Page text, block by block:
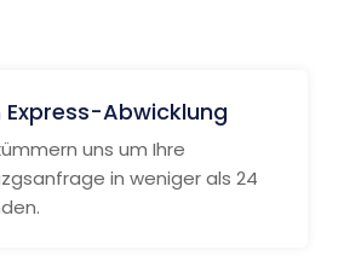
Express-Abwicklung
uns um Ihre
in weniger als 24